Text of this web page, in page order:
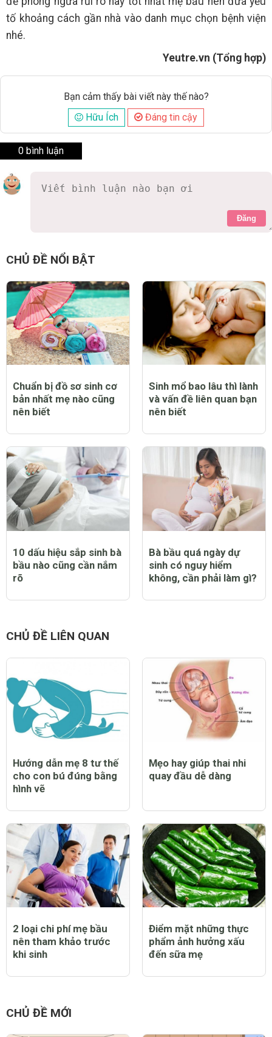
tố khoảng cách gần nhà vào danh mục chọn bệnh viện
nhé.
Yeutre.vn (Tổng hợp)
Bạn cảm thấy bài viết này thế nào?
Hữu Ích
Đáng tin cậy
0 bình luận
Đăng
CHỦ ĐỀ NỔI BẬT
Chuẩn bị đồ sơ sinh cơ
bản nhất mẹ nào cũng
nên biết
Sinh mổ bao lâu thì lành
và vấn đề liên quan bạn
nên biết
10 dấu hiệu sắp sinh bà
bầu nào cũng cần nắm
rõ
Bà bầu quá ngày dự
sinh có nguy hiểm
không, cần phải làm gì?
CHỦ ĐỀ LIÊN QUAN
Hướng dẫn mẹ 8 tư thế
cho con bú đúng bằng
hình vẽ
Mẹo hay giúp thai nhi
quay đầu dễ dàng
2 loại chi phí mẹ bầu
nên tham khảo trước
khi sinh
Điểm mặt những thực
phẩm ảnh hưởng xấu
đến sữa mẹ
CHỦ ĐỀ MỚI